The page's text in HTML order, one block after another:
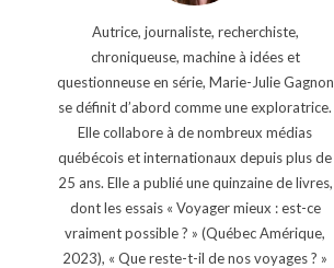
Autrice, journaliste, recherchiste,
chroniqueuse, machine à idées et
questionneuse en série, Marie-Julie Gagnon
se définit d’abord comme une exploratrice.
Elle collabore à de nombreux médias
québécois et internationaux depuis plus de
25 ans. Elle a publié une quinzaine de livres,
dont les essais « Voyager mieux : est-ce
vraiment possible ? » (Québec Amérique,
2023), « Que reste-t-il de nos voyages ? »